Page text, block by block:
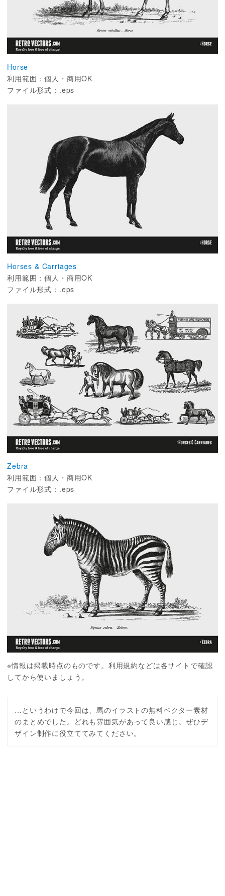
Horse
利用範囲：個人・商用OK
ファイル形式：.eps
Horses & Carriages
利用範囲：個人・商用OK
ファイル形式：.eps
Zebra
利用範囲：個人・商用OK
ファイル形式：.eps
※情報は掲載時点のものです。利用規約などは各サイトで確認
してから使いましょう。
…というわけで今回は、馬のイラストの無料ベクター素材
のまとめでした。どれも雰囲気があって良い感じ。ぜひデ
ザイン制作に役立ててみてください。